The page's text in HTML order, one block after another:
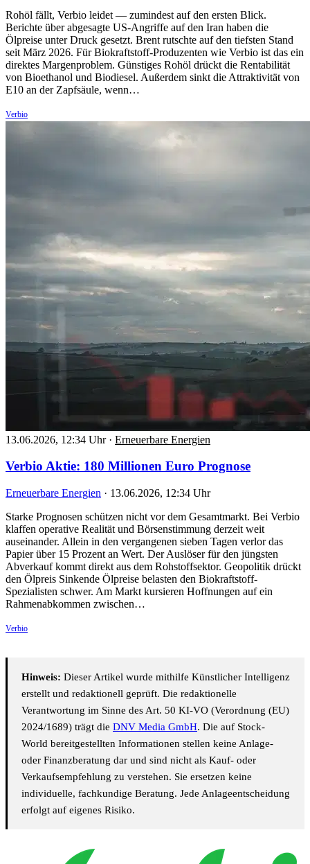
Rohöl fällt, Verbio leidet — zumindest auf den ersten Blick.
Berichte über abgesagte US-Angriffe auf den Iran haben die
Ölpreise unter Druck gesetzt. Brent rutschte auf den tiefsten Stand
seit März 2026. Für Biokraftstoff-Produzenten wie Verbio ist das ein
direktes Margenproblem. Günstiges Rohöl drückt die Rentabilität
von Bioethanol und Biodiesel. Außerdem sinkt die Attraktivität von
E10 an der Zapfsäule, wenn…
Verbio
13.06.2026, 12:34 Uhr · Erneuerbare Energien
Verbio Aktie: 180 Millionen Euro Prognose
Erneuerbare Energien · 13.06.2026, 12:34 Uhr
Starke Prognosen schützen nicht vor dem Gesamtmarkt. Bei Verbio
klaffen operative Realität und Börsenstimmung derzeit weit
auseinander. Allein in den vergangenen sieben Tagen verlor das
Papier über 15 Prozent an Wert. Der Auslöser für den jüngsten
Abverkauf kommt direkt aus dem Rohstoffsektor. Geopolitik drückt
den Ölpreis Sinkende Ölpreise belasten den Biokraftstoff-
Spezialisten schwer. Am Markt kursieren Hoffnungen auf ein
Rahmenabkommen zwischen…
Verbio
Hinweis: Dieser Artikel wurde mithilfe Künstlicher Intelligenz
erstellt und redaktionell geprüft. Die redaktionelle
Verantwortung im Sinne des Art. 50 KI-VO (Verordnung (EU)
2024/1689) trägt die DNV Media GmbH. Die auf Stock-
World bereitgestellten Informationen stellen keine Anlage-
oder Finanzberatung dar und sind nicht als Kauf- oder
Verkaufsempfehlung zu verstehen. Sie ersetzen keine
individuelle, fachkundige Beratung. Jede Anlageentscheidung
erfolgt auf eigenes Risiko.